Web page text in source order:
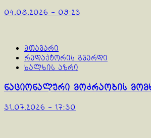
04.08.2026 - 09:23
მთავარი
რედაქტორის გვერდი
ხალხის აზრი
ნაციონალური მოძრაობის
31.07.2026 - 17:30